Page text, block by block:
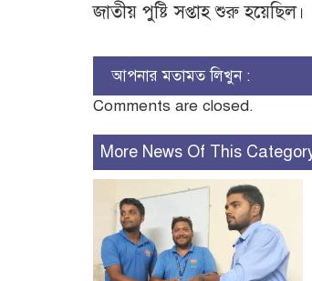
জাতীয় পুষ্টি সপ্তাহ শুরু হয়েছিল।
আপনার মতামত লিখুন :
Comments are closed.
More News Of This